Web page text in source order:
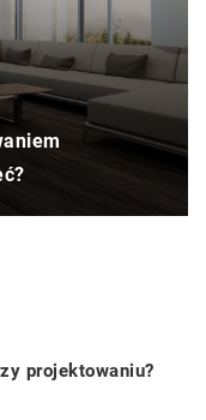
projektowaniu?